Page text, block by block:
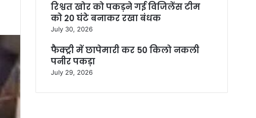
रिश्वत खोर को पकड़ने गई विजिलेंस टीम
को 20 घंटे बनाकर रखा बंधक
July 30, 2026
फैक्ट्री में छापेमारी कर 50 किलो नकली
पनीर पकड़ा
July 29, 2026